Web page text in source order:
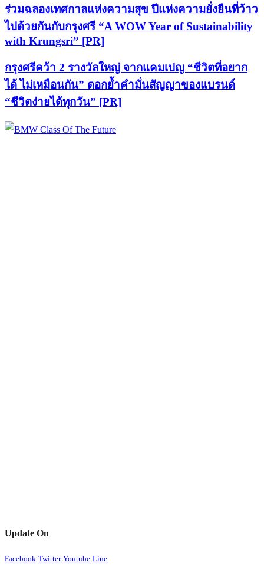
ร่วมฉลองเทศกาลแห่งความสุข ปีแห่งความยั่งยืนที่ว้าว
ไปด้วยกันกับกรุงศรี “A WOW Year of Sustainability
with Krungsri” [PR]
กรุงศรีคว้า 2 รางวัลใหญ่ จากแคมเปญ “ชีวิตที่อยาก
ได้ ไม่เหมือนกัน” ตอกย้ำคำมั่นสัญญาของแบรนด์
“ชีวิตง่ายได้ทุกวัน” [PR]
Update On
Facebook Twitter Youtube Line